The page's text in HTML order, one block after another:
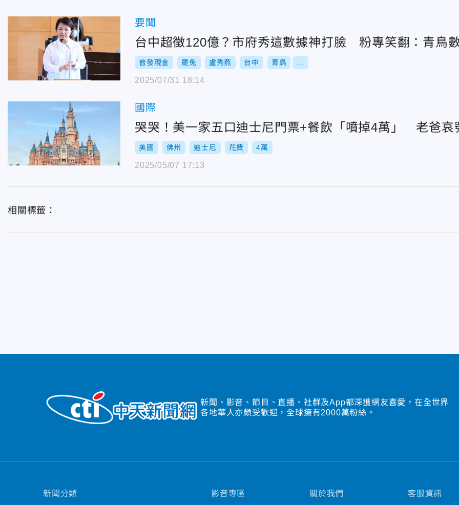
要聞
台中超徵120億？市府秀這數據神打臉 粉專笑翻：青鳥
普發現金 罷免 盧秀燕 台中 青鳥
2025/07/31 18:14
國際
哭哭！美一家五口迪士尼門票+餐飲「噴掉4萬」 老爸哀
美國 佛州 迪士尼 花費 4萬
2025/05/07 17:13
相關標籤：
新聞、影音、節目、直播、社群及App都深獲網友喜愛，在全世界
各地華人亦頗受歡迎，全球擁有2000萬粉絲。
新聞分類 影音專區 關於我們 客服資訊